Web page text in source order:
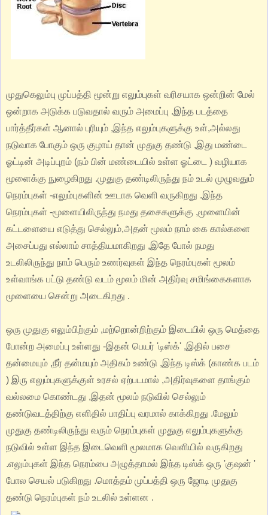
முதுகெலும்பு முப்பத்தி மூன்று எலும்புகள் வரிசயாக ஒன்றின் மேல்
ஒன்றாக அடுக்க படுவதால் வரும் அமைப்பு .இந்த படத்தை
பார்த்தீர்கள் ஆனால் புரியும் ,இந்த எலும்புகளுக்கு உள்,அல்லது
நடுவாக போகும் ஒரு குழாய் தான் முதுகு தண்டு ,இது மண்டை
ஓட்டின் அடிப்புறம் (நம் பின் மண்டையில் உள்ள ஓட்டை ) வழியாக
மூளைக்கு நுழைகிறது .முதுகு தண்டிலிருந்து நம் உடல் முழுவதும்
நெரம்புகள் -எலும்புகளின் ஊடாக வெளி வருகிறது .இந்த
நெரம்புகள் -மூளையிலிருந்து நமது தசைகளுக்கு ,மூளையின்
கட்டளையை எடுத்து செல்லும்,அதன் மூலம் நாம் கை கால்களை
அசைப்பது எல்லாம் சாத்தியமாகிறது ,இதே போல் நமது
உடலிலிருந்து நாம் பெரும் உணர்வுகள் இந்த நெரம்புகள் மூலம்
உள்வாங்க பட்டு தண்டு வடம் மூலம் மின் அதிர்வு சமிங்கைகளாக
மூளையை சென்று அடைகிறது .
ஒரு முதுகு எலும்பிற்கும் ,மற்றொன்றிற்கும் இடையில் ஒரு மெத்தை
போன்ற அமைப்பு உள்ளது -இதன் பெயர் 'டிஸ்க்' ,இதில் பசை
தன்மையும் ,நீர் தன்மயும் அதிகம் உண்டு ,இந்த டிஸ்க் (காண்க படம்
) இரு எலும்புகளுக்குள் உரசல் ஏற்படமால் ,அதிர்வுகளை தாங்கும்
வல்லமை கொண்டது ,இதன் மூலம் நடுவில் செல்லும்
தண்டுவடத்திற்கு எளிதில் பாதிப்பு வரமால் காக்கிறது .மேலும்
முதுகு தண்டிலிருந்து வரும் நெரம்புகள் முதுகு எலும்புகளுக்கு
நடுவில் உள்ள இந்த இடைவெளி மூலமாக வெளியில் வருகிறது
.எலும்புகள் இந்த நெரம்பை அழுத்தாமல் இந்த டிஸ்க் ஒரு 'குஷன் '
போல செயல் படுகிறது .மொத்தம் முப்பத்தி ஒரு ஜோடி முதுகு
தண்டு நெரம்புகள் நம் உடலில் உள்ளன .